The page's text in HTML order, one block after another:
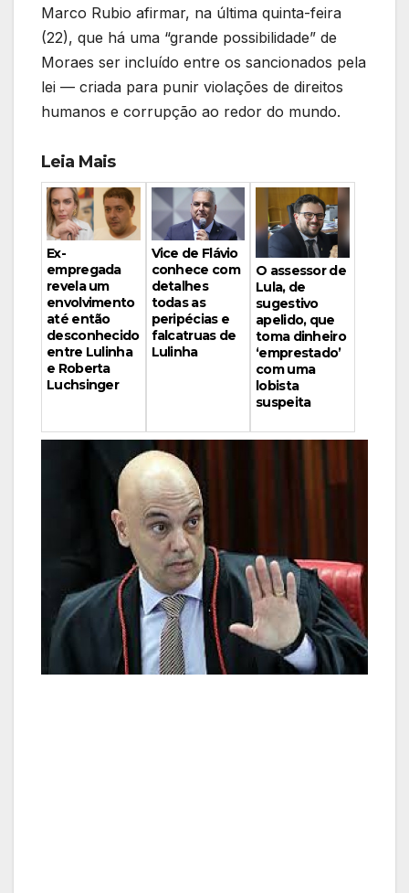
Marco Rubio afirmar, na última quinta-feira
(22), que há uma “grande possibilidade” de
Moraes ser incluído entre os sancionados pela
lei — criada para punir violações de direitos
humanos e corrupção ao redor do mundo.
Leia Mais
Ex-
empregada
revela um
envolvimento
até então
desconhecido
entre Lulinha
e Roberta
Luchsinger
Vice de Flávio
conhece com
detalhes
todas as
peripécias e
falcatruas de
Lulinha
O assessor de
Lula, de
sugestivo
apelido, que
toma dinheiro
‘emprestado’
com uma
lobista
suspeita